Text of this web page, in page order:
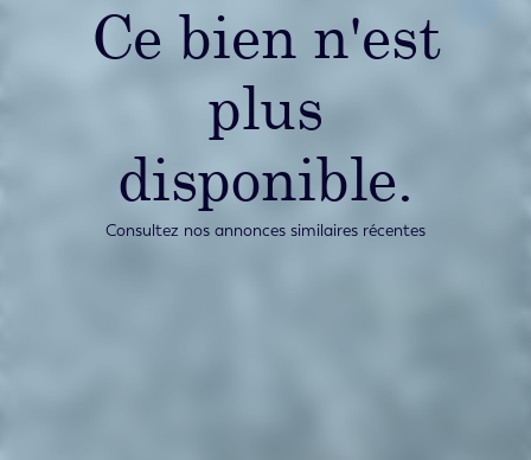
Ce bien n'est
plus
disponible.
Consultez nos annonces similaires récentes